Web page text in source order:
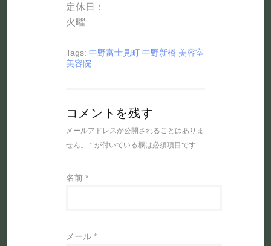
定休日：
火曜
Tags: 中野富士見町 中野新橋 美容室
美容院
コメントを残す
メールアドレスが公開されることはありま
せん。
*が付いている欄は必須項目です
名前 *
メール *